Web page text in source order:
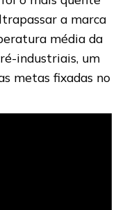
a marca
média da
industriais, um
metas fixadas no